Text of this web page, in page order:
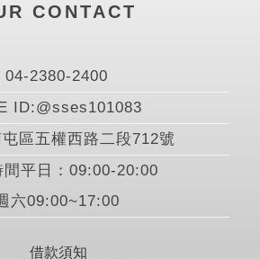
CONTACT
04-2380-2400
ID:@sses101083
區五權西路二段712號
間平日：09:00-20:00
六09:00~17:00
借款須知